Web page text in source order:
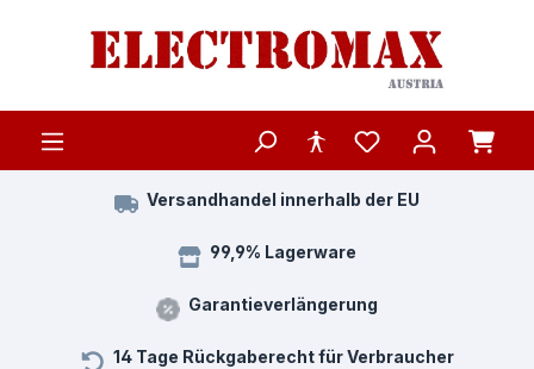
Zum Hauptinhalt springen
Versandhandel innerhalb der EU
99,9% Lagerware
Garantieverlängerung
14 Tage Rückgaberecht für Verbraucher